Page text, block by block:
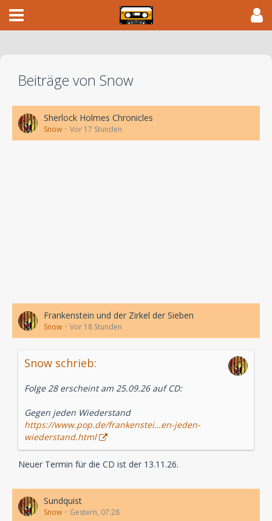
Beiträge von Snow
Sherlock Holmes Chronicles
Snow Vor 17 Stunden
Frankenstein und der Zirkel der Sieben
Snow Vor 18 Stunden
Snow schrieb:
Folge 28 erscheint am 25.09.26 auf CD:
Gegen jeden Wiederstand
https://www.pop.de/frankenstei…en-jeden-
wiederstand.html
Neuer Termin für die CD ist der 13.11.26.
Sundquist
Snow Gestern, 07:28